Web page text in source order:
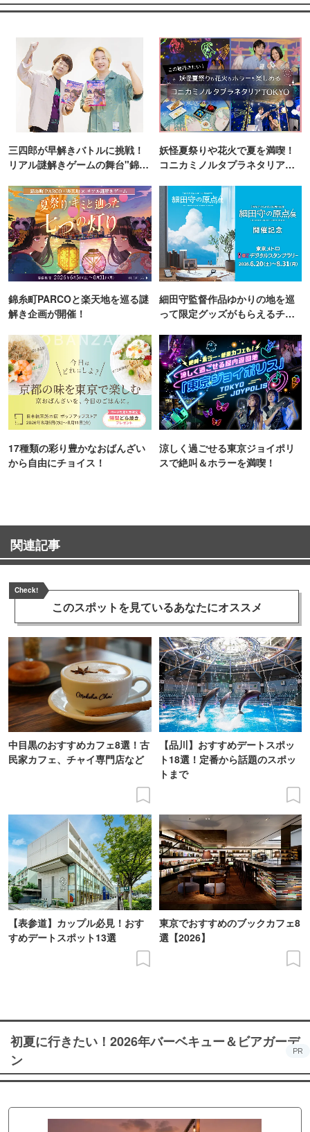
三四郎が早解きバトルに挑戦！
リアル謎解きゲームの舞台"錦糸
妖怪夏祭りや花火で夏を満喫！
コニカミノルタプラネタリア
錦糸町PARCOと楽天地を巡る謎
解き企画が開催！
細田守監督作品ゆかりの地を巡
って限定グッズがもらえるチャ
17種類の彩り豊かなおばんざい
から自由にチョイス！
涼しく過ごせる東京ジョイポリ
スで絶叫＆ホラーを満喫！
関連記事
Check!
このスポットを見ているあなたにオススメ
中目黒のおすすめカフェ8選！古
民家カフェ、チャイ専門店など
【品川】おすすめデートスポッ
ト18選！定番から話題のスポッ
トまで
【表参道】カップル必見！おす
すめデートスポット13選
東京でおすすめのブックカフェ8
選【2026】
初夏に行きたい！2026年バーベキュー＆ビアガーデ
ン
PR